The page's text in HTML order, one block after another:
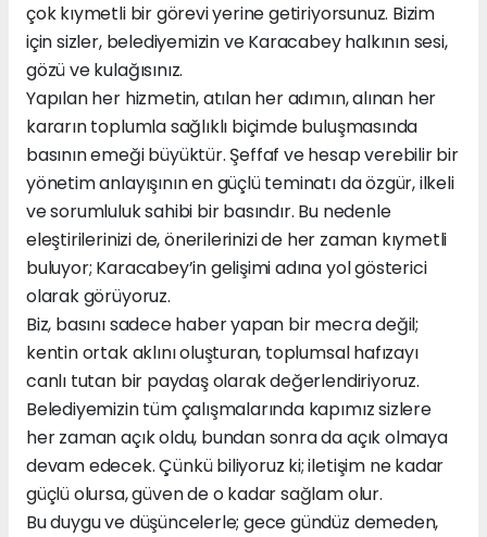
çok kıymetli bir görevi yerine getiriyorsunuz. Bizim
için sizler, belediyemizin ve Karacabey halkının sesi,
gözü ve kulağısınız.
Yapılan her hizmetin, atılan her adımın, alınan her
kararın toplumla sağlıklı biçimde buluşmasında
basının emeği büyüktür. Şeffaf ve hesap verebilir bir
yönetim anlayışının en güçlü teminatı da özgür, ilkeli
ve sorumluluk sahibi bir basındır. Bu nedenle
eleştirilerinizi de, önerilerinizi de her zaman kıymetli
buluyor; Karacabey’in gelişimi adına yol gösterici
olarak görüyoruz.
Biz, basını sadece haber yapan bir mecra değil;
kentin ortak aklını oluşturan, toplumsal hafızayı
canlı tutan bir paydaş olarak değerlendiriyoruz.
Belediyemizin tüm çalışmalarında kapımız sizlere
her zaman açık oldu, bundan sonra da açık olmaya
devam edecek. Çünkü biliyoruz ki; iletişim ne kadar
güçlü olursa, güven de o kadar sağlam olur.
Bu duygu ve düşüncelerle; gece gündüz demeden,